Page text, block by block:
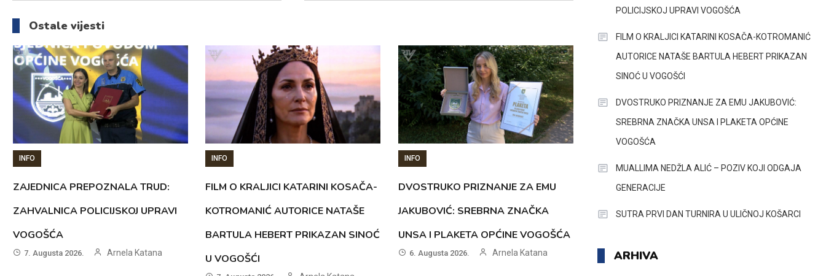
članaka
Ostale vijesti
INFO
ZAJEDNICA PREPOZNALA TRUD:
ZAHVALNICA POLICIJSKOJ UPRAVI
VOGOŠĆA
7. Augusta 2026. Arnela Katana
INFO
FILM O KRALJICI KATARINI KOSAČA-
KOTROMANIĆ AUTORICE NATAŠE
BARTULA HEBERT PRIKAZAN SINOĆ
U VOGOŠĆI
INFO
DVOSTRUKO PRIZNANJE ZA EMU
JAKUBOVIĆ: SREBRNA ZNAČKA
UNSA I PLAKETA OPĆINE VOGOŠĆA
6. Augusta 2026. Arnela Katana
POLICIJSKOJ UPRAVI VOGOŠĆA
FILM O KRALJICI KATARINI KOSAČA-KOTROMANIĆ
AUTORICE NATAŠE BARTULA HEBERT PRIKAZAN
SINOĆ U VOGOŠĆI
DVOSTRUKO PRIZNANJE ZA EMU JAKUBOVIĆ:
SREBRNA ZNAČKA UNSA I PLAKETA OPĆINE
VOGOŠĆA
MUALLIMA NEDŽLA ALIĆ – POZIV KOJI ODGAJA
GENERACIJE
SUTRA PRVI DAN TURNIRA U ULIČNOJ KOŠARCI
ARHIVA